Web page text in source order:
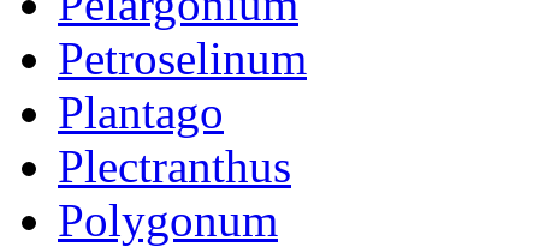
Petroselinum
Plantago
Plectranthus
Polygonum